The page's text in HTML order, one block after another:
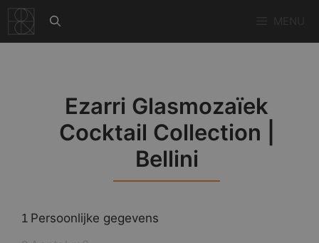
naar
de
Ezarri Glasmozaïek
Cocktail Collection |
Bellini
1 Persoonlijke gegevens